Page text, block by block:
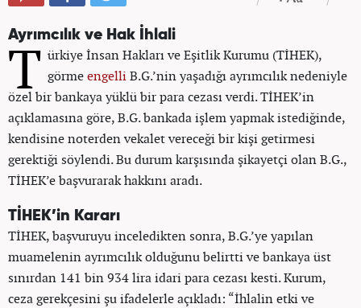
Ayrımcılık ve Hak İhlali
T ürkiye İnsan Hakları ve Eşitlik Kurumu (TİHEK),
görmeengelliB.G.’nin yaşadığı ayrımcılık nedeniyle
özel bir bankaya yüklü bir para cezası verdi. TİHEK’in
açıklamasına göre, B.G. bankada işlem yapmak istediğinde,
kendisine noterden vekalet vereceği bir kişi getirmesi
gerektiği söylendi. Bu durum karşısında şikayetçi olan B.G.,
TİHEK’e başvurarak hakkını aradı.
TİHEK’in Kararı
TİHEK, başvuruyu inceledikten sonra, B.G.’ye yapılan
muamelenin ayrımcılık olduğunu belirtti ve bankaya üst
sınırdan 141 bin 934 lira idari para cezası kesti. Kurum,
ceza gerekçesini şu ifadelerle açıkladı: “İhlalin etki ve